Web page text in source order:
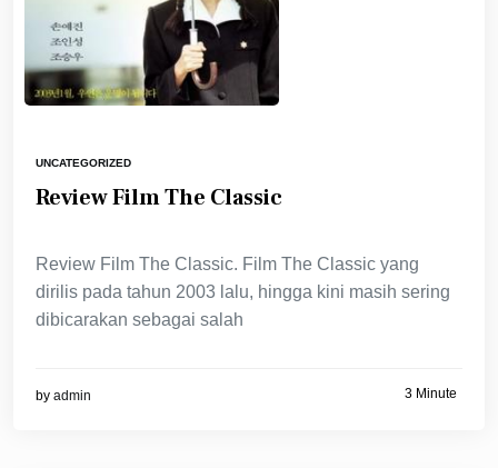
UNCATEGORIZED
Review Film The Classic
Review Film The Classic. Film The Classic yang
dirilis pada tahun 2003 lalu, hingga kini masih sering
dibicarakan sebagai salah
by admin 3 Minute